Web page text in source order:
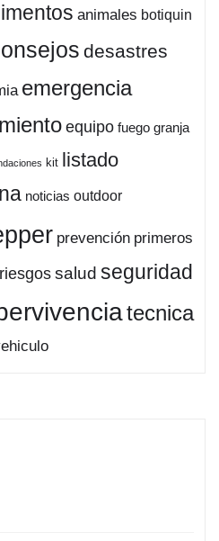
animales botiquin
desastres
emergencia
equipo fuego granja
kit listado
noticias outdoor
prevención primeros
riesgos salud seguridad
tecnica